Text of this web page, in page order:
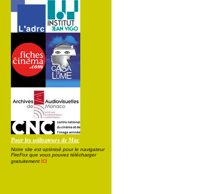
Pour les utilisateurs de Mac
Notre site est optimisé pour le navigateur
FireFox que vous pouvez télécharger
gratuitement ici